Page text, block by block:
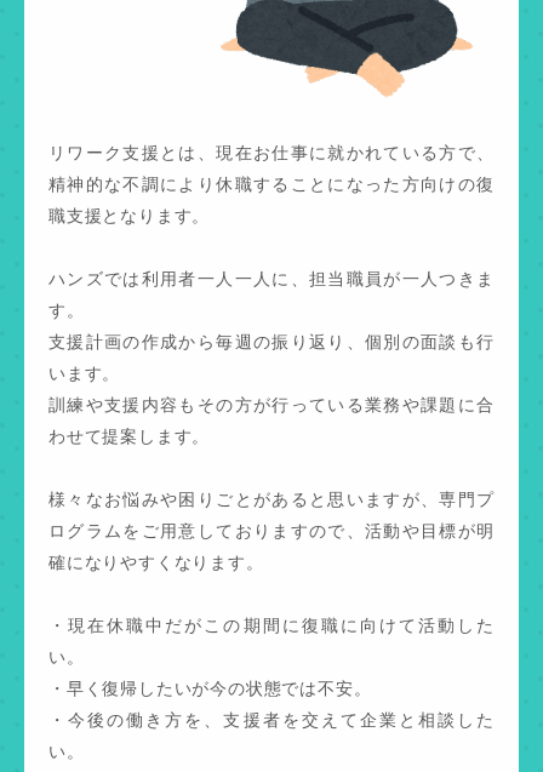
リワーク支援とは、現在お仕事に就かれている方で、
精神的な不調により休職することになった方向けの復
職支援となります。
ハンズでは利用者一人一人に、担当職員が一人つきま
す。
支援計画の作成から毎週の振り返り、個別の面談も行
います。
訓練や支援内容もその方が行っている業務や課題に合
わせて提案します。
様々なお悩みや困りごとがあると思いますが、専門プ
ログラムをご用意しておりますので、活動や目標が明
確になりやすくなります。
・現在休職中だがこの期間に復職に向けて活動した
い。
・早く復帰したいが今の状態では不安。
・今後の働き方を、支援者を交えて企業と相談した
い。